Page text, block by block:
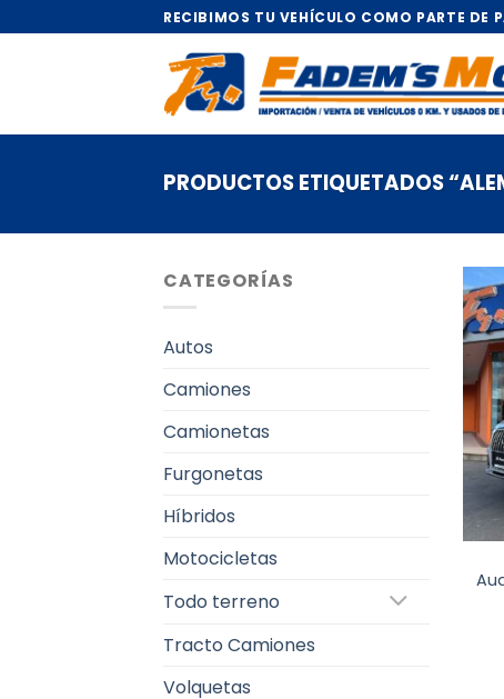
al
RECIBIMOS TU VEHÍCULO COMO PARTE DE
PRODUCTOS ETIQUETADOS
CATEGORÍAS
Autos
Camiones
Camionetas
Furgonetas
Híbridos
Motocicletas
Todo terreno
Tracto Camiones
Volquetas